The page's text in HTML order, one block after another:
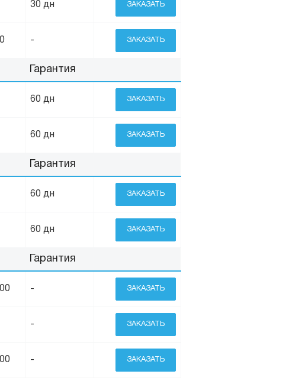
30 дн ЗАКАЗАТЬ
- ЗАКАЗАТЬ
Гарантия
60 дн ЗАКАЗАТЬ
60 дн ЗАКАЗАТЬ
Гарантия
60 дн ЗАКАЗАТЬ
60 дн ЗАКАЗАТЬ
Гарантия
- ЗАКАЗАТЬ
- ЗАКАЗАТЬ
- ЗАКАЗАТЬ